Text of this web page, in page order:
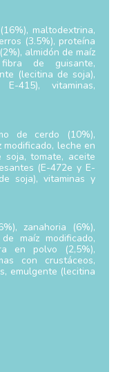
maltodextrina,
(3.5%), proteína
almidón de maíz
de guisante,
(lecitina de soja),
415), vitaminas,
de cerdo (10%),
leche en
soja, tomate, aceite
(E-472e y E-
soja), vitaminas y
zanahoria (6%),
maíz modificado,
en polvo (2,5%),
con crustáceos,
emulgente (lecitina